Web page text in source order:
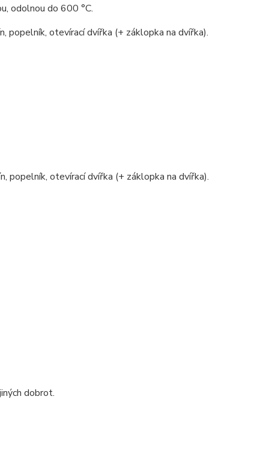
odolnou do 600 °C.
popelník, otevírací dvířka (+ záklopka na dvířka).
popelník, otevírací dvířka (+ záklopka na dvířka).
dobrot.